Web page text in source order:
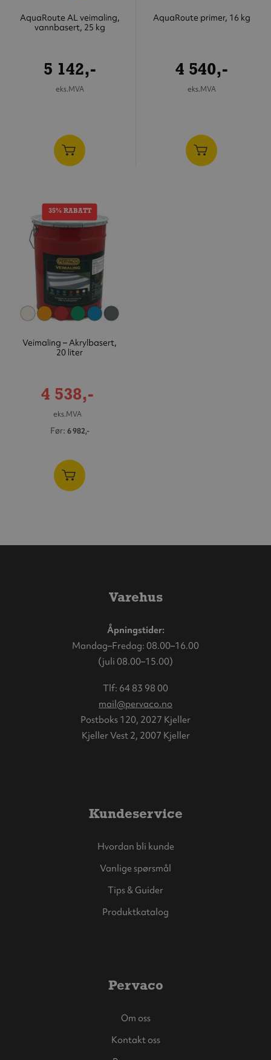
AquaRoute AL veimaling,
vannbasert, 25 kg
5 142,-
eks.MVA
AquaRoute primer, 16 kg
4 540,-
eks.MVA
35% RABATT
Veimaling – Akrylbasert,
20 liter
Tilbudspris
4 538,-
eks.MVA
Før 6 982,-
Varehus
Åpningstider:
Mandag–Fredag: 08.00–16.00
(juli 08.00–15.00)
Tlf: 64 83 98 00
mail@pervaco.no
Postboks 120, 2027 Kjeller
Kjeller Vest 2, 2007 Kjeller
Kundeservice
Hvordan bli kunde
Vanlige spørsmål
Tips & Guider
Produktkatalog
Pervaco
Om oss
Kontakt oss